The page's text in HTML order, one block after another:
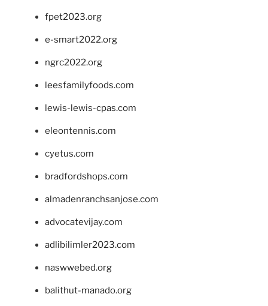
fpet2023.org
e-smart2022.org
ngrc2022.org
leesfamilyfoods.com
lewis-lewis-cpas.com
eleontennis.com
cyetus.com
bradfordshops.com
almadenranchsanjose.com
advocatevijay.com
adlibilimler2023.com
naswwebed.org
balithut-manado.org